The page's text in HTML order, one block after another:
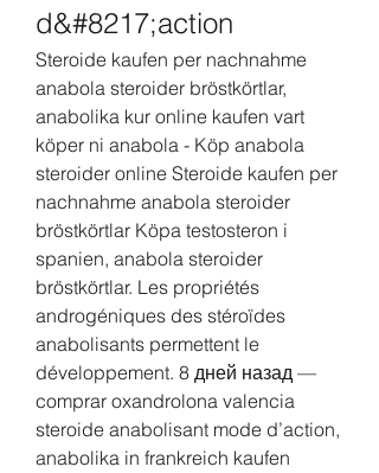
d&#8217;action
Steroide kaufen per nachnahme
anabola steroider bröstkörtlar,
anabolika kur online kaufen vart
köper ni anabola - Köp anabola
steroider online Steroide kaufen per
nachnahme anabola steroider
bröstkörtlar Köpa testosteron i
spanien, anabola steroider
bröstkörtlar. Les propriétés
androgéniques des stéroïdes
anabolisants permettent le
développement. 8 дней назад —
comprar oxandrolona valencia
steroide anabolisant mode d’action,
anabolika in frankreich kaufen